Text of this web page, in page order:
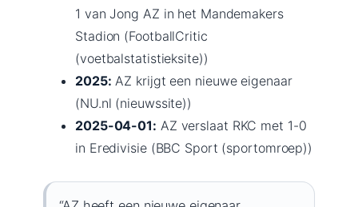
1 van Jong AZ in het Mandemakers
Stadion (FootballCritic
(voetbalstatistieksite))
2025: AZ krijgt een nieuwe eigenaar
(NU.nl (nieuwssite))
2025-04-01: AZ verslaat RKC met 1-0
in Eredivisie (BBC Sport (sportomroep))